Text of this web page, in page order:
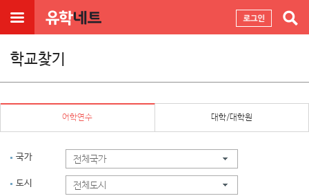
학교찾기
어학연수 대학/대학원
국가 전체국가
도시 전체도시